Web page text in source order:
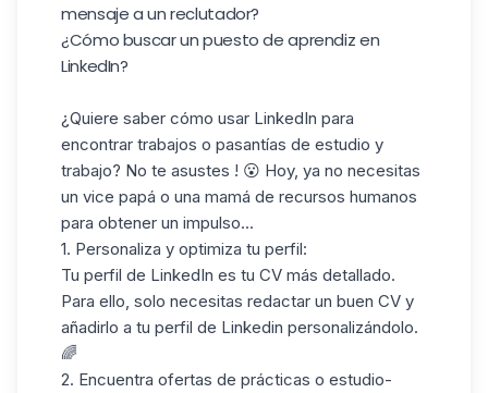
mensaje a un reclutador?
¿Cómo buscar un puesto de aprendiz en
LinkedIn?
¿Quiere saber cómo usar LinkedIn para
encontrar trabajos o pasantías de estudio y
trabajo? No te asustes ! 😮 Hoy, ya no necesitas
un vice papá o una mamá de recursos humanos
para obtener un impulso...
1. Personaliza y optimiza tu perfil:
Tu perfil de LinkedIn es tu CV más detallado.
Para ello, solo necesitas redactar un buen CV y
añadirlo a tu perfil de Linkedin personalizándolo.
🌈
2. Encuentra ofertas de prácticas o estudio-